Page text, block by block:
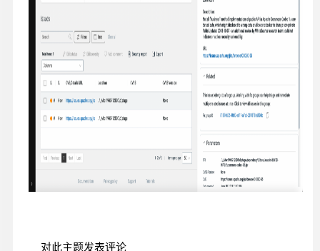
对此主题发表评论